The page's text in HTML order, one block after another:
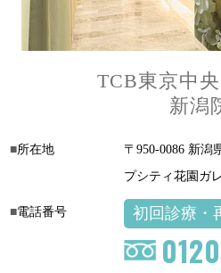
TCB東京中
新潟
所在地
〒950-0086 新潟
プシティ花園ガ
電話番号 初回診療・